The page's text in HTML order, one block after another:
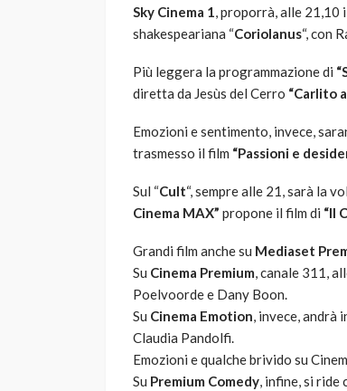
Sky Cinema 1, proporrà, alle 21,10
shakespeariana “Coriolanus“, con
Più leggera la programmazione di
diretta da Jesùs del Cerro “Carlito
Emozioni e sentimento, invece,
trasmesso il film “Passioni e
Sul “Cult“, sempre alle 21, sarà la
Cinema MAX” propone il film di “Il
Grandi film anche su Mediaset
Su Cinema Premium, canale 311,
Poelvoorde e Dany Boon.
Su Cinema Emotion, invece, andrà
Claudia Pandolfi.
Emozioni e qualche brivido su
Su Premium Comedy, infine, si ride